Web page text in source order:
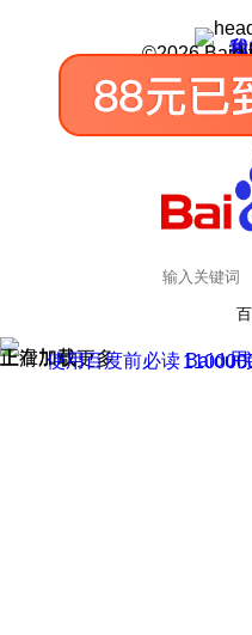
我
我
皮
用
©2026
正在加载
上滑加载更多 用
使用百度前必读 Baidu
京公网安备